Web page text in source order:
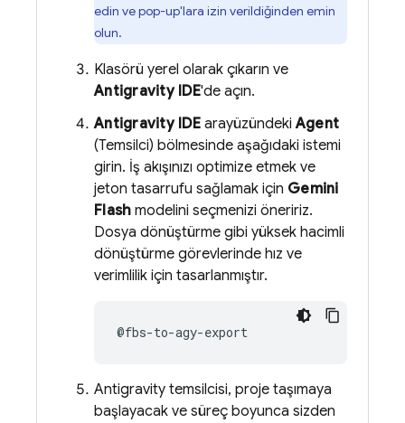
edin ve pop-up'lara izin verildiğinden emin
olun.
Klasörü yerel olarak çıkarın ve
AntigravityIDE'de açın.
AntigravityIDEarayüzündekiAgent
(Temsilci) bölmesinde aşağıdaki istemi
girin. İş akışınızı optimize etmek ve
jeton tasarrufu sağlamak için Gemini
Flash modelini seçmenizi öneririz.
Dosya dönüştürme gibi yüksek hacimli
dönüştürme görevlerinde hız ve
verimlilik için tasarlanmıştır.
Antigravity temsilcisi, proje taşımaya
başlayacak ve süreç boyunca sizden